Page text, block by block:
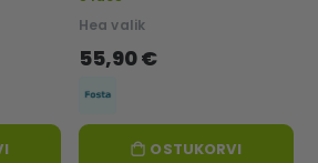
Hea valik
55,90 €
OSTUKORVI